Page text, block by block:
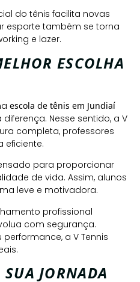
do tênis facilita novas
esporte também se torna
e lazer.
ESCOLHA
escola de tênis em Jundiaí
Nesse sentido, a V
completa, professores
eficiente.
para proporcionar
de vida. Assim, alunos
leve e motivadora.
profissional
com segurança.
a V Tennis
JORNADA